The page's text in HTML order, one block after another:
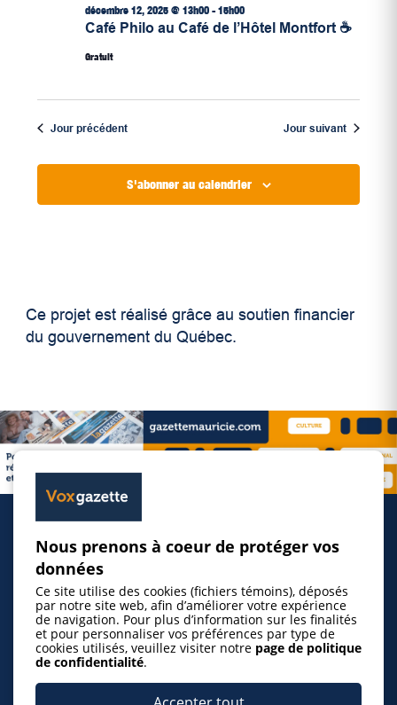
Café Philo au Café de l’Hôtel Montfort ☕
décembre 12, 2025 @ 13h00- 15h00
Gratuit
Jour précédent Jour suivant
S'abonner au calendrier
Ce projet est réalisé grâce au soutien financier
du gouvernement du Québec.
Inscrire un événement
© 2026 Gazette de la Mauricie. Tous droits
Nous prenons à coeur de protéger vos
données
Ce site utilise des cookies (fichiers témoins), déposés
par notre site web, afin d’améliorer votre expérience
de navigation. Pour plus d’information sur les finalités
et pour personnaliser vos préférences par type de
cookies utilisés, veuillez visiter notre page de politique
de confidentialité.